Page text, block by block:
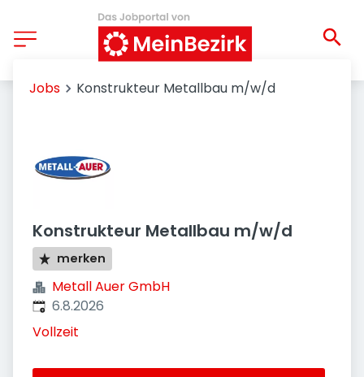
Jobs Konstrukteur Metallbau m/w/d
Konstrukteur Metallbau m/w/d
merken
Metall Auer GmbH
Veröffentlicht
6.8.2026
Vollzeit